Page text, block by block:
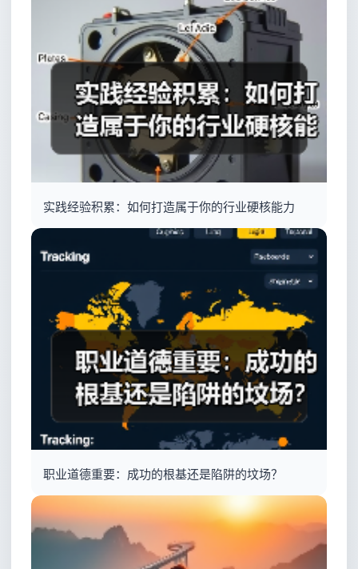
实践经验积累：如何打造属于你的行业硬核能力
职业道德重要：成功的根基还是陷阱的坟场？